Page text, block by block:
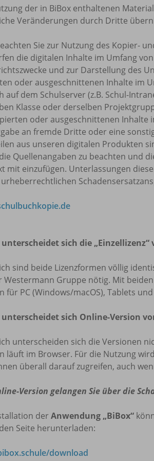
der in BiBox enthaltenen
Veränderungen durch Dritte
Sie zur Nutzung des Kopier-
die digitalen Inhalte im Umfang
und zur Darstellung des
oder ausgeschnittenen Inhalte im
auf dem Schulserver (z.B. Schul-
Klasse oder derselben
oder ausgeschnittenen Inhalte
an fremde Dritte oder eine
aus unseren digitalen Produkten
Quellenangaben zu beachten und
mit einzufügen. Unterlassungen
sich die „Einzellizenz“
sind beide Lizenzformen völlig
Westermann Gruppe nötig. Mit
für PC (Windows/macOS), Tablets
sich Online-Version
unterscheiden sich die Versionen
läuft im Browser. Für die Nutzung
überall darauf zugreifen, auch
Version gelangen Sie über die
der Anwendung „BiBox“
Seite herunterladen:
download